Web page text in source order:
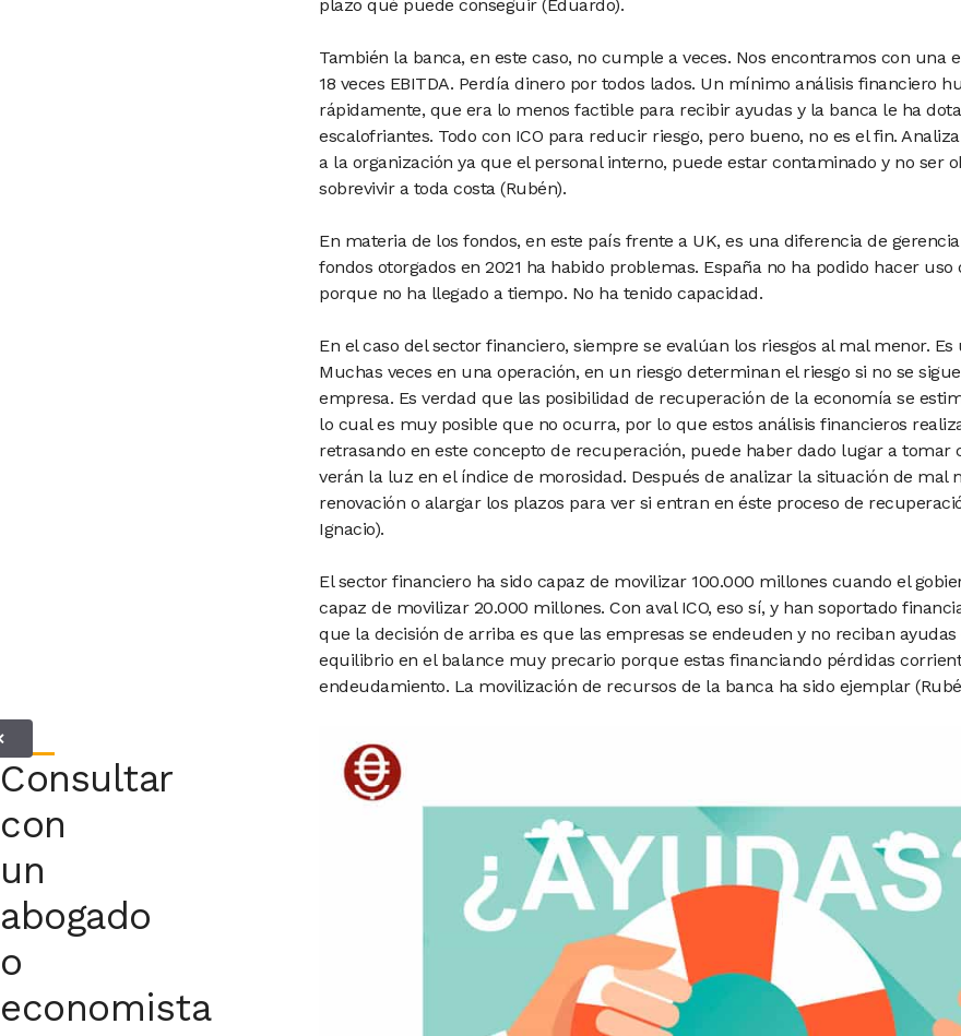
plazo qué puede conseguir (Eduardo).
También la banca, en este caso, no cumple a veces. Nos encontramos con una
18 veces EBITDA. Perdía dinero por todos lados. Un mínimo análisis financiero
rápidamente, que era lo menos factible para recibir ayudas y la banca le ha
escalofriantes. Todo con ICO para reducir riesgo, pero bueno, no es el fin.
a la organización ya que el personal interno, puede estar contaminado y no ser
sobrevivir a toda costa (Rubén).
En materia de los fondos, en este país frente a UK, es una diferencia de
fondos otorgados en 2021 ha habido problemas. España no ha podido hacer
porque no ha llegado a tiempo. No ha tenido capacidad.
En el caso del sector financiero, siempre se evalúan los riesgos al mal menor.
Muchas veces en una operación, en un riesgo determinan el riesgo si no se
empresa. Es verdad que las posibilidad de recuperación de la economía se
lo cual es muy posible que no ocurra, por lo que estos análisis financieros
retrasando en este concepto de recuperación, puede haber dado lugar a tomar
verán la luz en el índice de morosidad. Después de analizar la situación de mal
renovación o alargar los plazos para ver si entran en éste proceso de
Ignacio).
El sector financiero ha sido capaz de movilizar 100.000 millones cuando el
capaz de movilizar 20.000 millones. Con aval ICO, eso sí, y han soportado
que la decisión de arriba es que las empresas se endeuden y no reciban
equilibrio en el balance muy precario porque estas financiando pérdidas
endeudamiento. La movilización de recursos de la banca ha sido ejemplar
Consultar
con
un
abogado
o
economista